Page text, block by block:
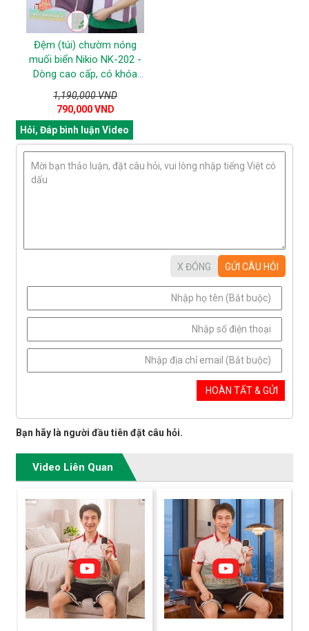
Đệm (túi) chườm nóng
muối biển Nikio NK-202 -
Dòng cao cấp, có khóa
dán đeo cố định
1,190,000 VND
790,000 VND
Hỏi, Đáp bình luận Video
Bạn hãy là người đầu tiên đặt câu hỏi.
Video Liên Quan